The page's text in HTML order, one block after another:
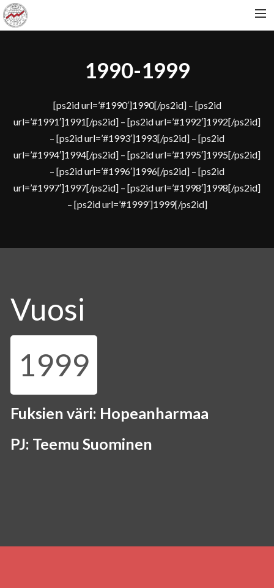
1990-1999
[ps2id url=’#1990′]1990[/ps2id] – [ps2id
url=’#1991′]1991[/ps2id] – [ps2id url=’#1992′]1992[/ps2id]
– [ps2id url=’#1993′]1993[/ps2id] – [ps2id
url=’#1994′]1994[/ps2id] – [ps2id url=’#1995′]1995[/ps2id]
– [ps2id url=’#1996′]1996[/ps2id] – [ps2id
url=’#1997′]1997[/ps2id] – [ps2id url=’#1998′]1998[/ps2id]
– [ps2id url=’#1999′]1999[/ps2id]
Vuosi
1999
Fuksien väri: Hopeanharmaa
PJ: Teemu Suominen